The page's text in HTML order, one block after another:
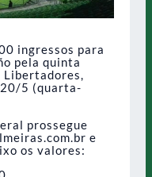
ingressos para
pela quinta
Libertadores,
5 (quarta-
prossegue
e
os valores: